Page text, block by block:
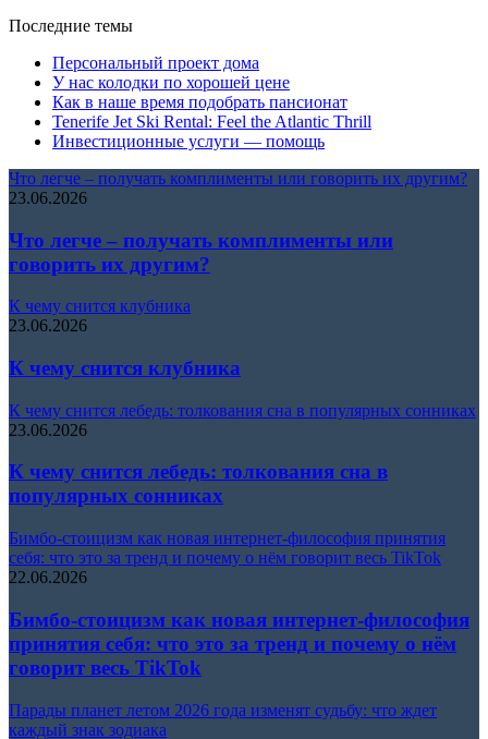
Последние темы
Персональный проект дома
У нас колодки по хорошей цене
Как в наше время подобрать пансионат
Tenerife Jet Ski Rental: Feel the Atlantic Thrill
Инвестиционные услуги — помощь
Что легче – получать комплименты или говорить их другим?
23.06.2026
Что легче – получать комплименты или
говорить их другим?
К чему снится клубника
23.06.2026
К чему снится клубника
К чему снится лебедь: толкования сна в популярных сонниках
23.06.2026
К чему снится лебедь: толкования сна в
популярных сонниках
Бимбо-стоицизм как новая интернет-философия принятия
себя: что это за тренд и почему о нём говорит весь TikTok
22.06.2026
Бимбо-стоицизм как новая интернет-философия
принятия себя: что это за тренд и почему о нём
говорит весь TikTok
Парады планет летом 2026 года изменят судьбу: что ждет
каждый знак зодиака